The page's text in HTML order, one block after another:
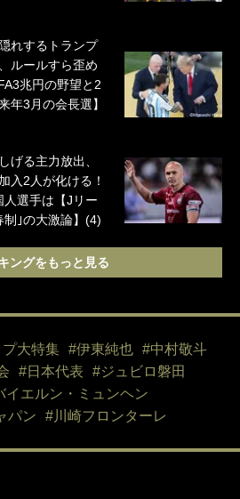
れするトランプ
ルールすら歪め
兆円の野望と2
年3月の会長選】
げる主力放出、
入2人が化ける！
選手は【Jリー
制｣の大激論】(4)
ングをもっと見る
大特集 #伊東純也
#中村敬斗
#日本代表
#ジュビロ磐田
イエルン・ミュンヘン
パン
#川崎フロンターレ